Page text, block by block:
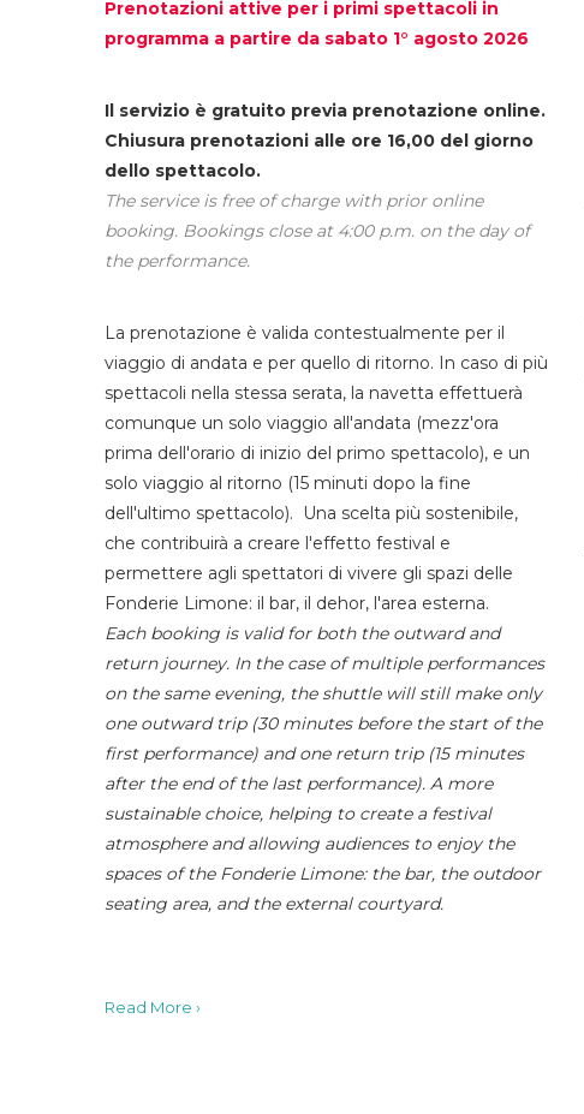
Prenotazioni attive per i primi spettacoli in
programma a partire da sabato 1° agosto 2026
Il servizio è gratuito previa prenotazione online.
Chiusura prenotazioni alle ore 16,00 del giorno
dello spettacolo.
The service is free of charge with prior online
booking. Bookings close at 4:00 p.m. on the day of
the performance.
La prenotazione è valida contestualmente per il
viaggio di andata e per quello di ritorno. In caso di più
spettacoli nella stessa serata, la navetta effettuerà
comunque un solo viaggio all'andata (mezz'ora
prima dell'orario di inizio del primo spettacolo), e un
solo viaggio al ritorno (15 minuti dopo la fine
dell'ultimo spettacolo). Una scelta più sostenibile,
che contribuirà a creare l'effetto festival e
permettere agli spettatori di vivere gli spazi delle
Fonderie Limone: il bar, il dehor, l'area esterna.
Each booking is valid for both the outward and
return journey. In the case of multiple performances
on the same evening, the shuttle will still make only
one outward trip (30 minutes before the start of the
first performance) and one return trip (15 minutes
after the end of the last performance). A more
sustainable choice, helping to create a festival
atmosphere and allowing audiences to enjoy the
spaces of the Fonderie Limone: the bar, the outdoor
seating area, and the external courtyard.
Read More ›